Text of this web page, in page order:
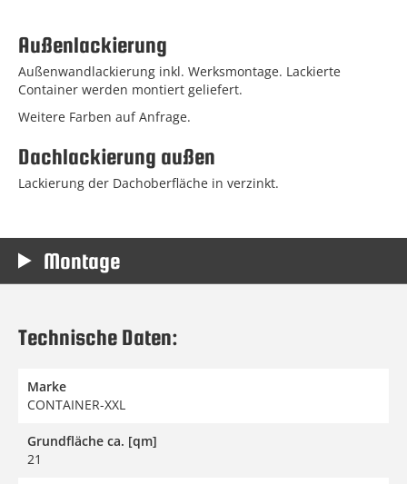
Außenlackierung
Außenwandlackierung inkl. Werksmontage. Lackierte
Container werden montiert geliefert.
Weitere Farben auf Anfrage.
Dachlackierung außen
Lackierung der Dachoberfläche in verzinkt.
Montage
Technische Daten:
Marke
CONTAINER-XXL
Grundfläche ca. [qm]
21